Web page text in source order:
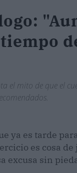
mito de que el
ya es tarde
es cosa
excusa sin